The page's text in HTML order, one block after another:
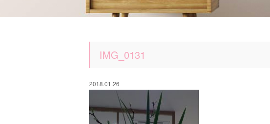
IMG_0131
2018.01.26